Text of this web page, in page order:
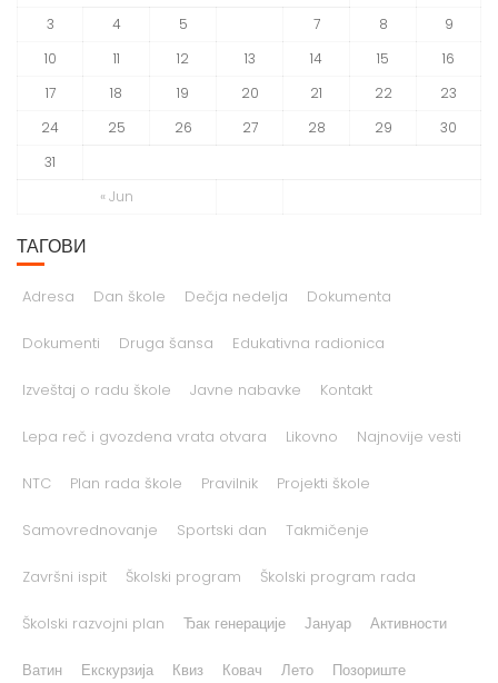
« Jun
3
4 5 7 8
9
10
11 12 13 14 15
16
17
18 19 20 21 22
23
24
25 26 27 28 29
30
31
ТАГОВИ
Adresa Dan škole Dečja nedelja Dokumenta
Dokumenti Druga šansa Edukativna radionica
Izveštaj o radu škole Javne nabavke Kontakt
Lepa reč i gvozdena vrata otvara Likovno Najnovije vesti
NTC Plan rada škole Pravilnik Projekti škole
Samovrednovanje Sportski dan Takmičenje
Završni ispit Školski program Školski program rada
Školski razvojni plan Ђак генерације Јануар Активности
Ватин Екскурзија Квиз Ковач Лето Позориште